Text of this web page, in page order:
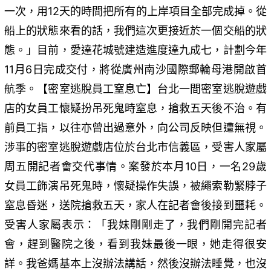
一次，用12天的時間把所有的上岸項目全部完成掉。從
船上的狀態來看的話，我們這次更接近於一個交船的狀
態。」目前，愛達花城號建造進度達九成七，計劃今年
11月6日完成交付，將從廣州南沙國際郵輪母港開啟首
航季。【密室逃脫員工窒息亡】台北一間密室逃脫遊戲
店的女員工懷疑扮吊死鬼時窒息，搶救五天後不治。有
前員工指，以往亦曾出過意外，向公司反映但遭無視。
涉事的密室逃脫遊戲店位於台北市信義區，受害人家屬
周五開記者會交代事情。案發於本月10日，一名29歲
女員工飾演吊死鬼時，懷疑操作失誤，被繩索勒緊脖子
窒息昏迷，送院搶救五天，家人在記者會後接到噩耗。
受害人家屬表示：「我妹剛剛走了，我們剛開完記者
會，趕到醫院之後，看到我妹最後一眼，她走得很安
詳。我爸媽基本上沒辦法講話，然後沒辦法睡覺，也沒